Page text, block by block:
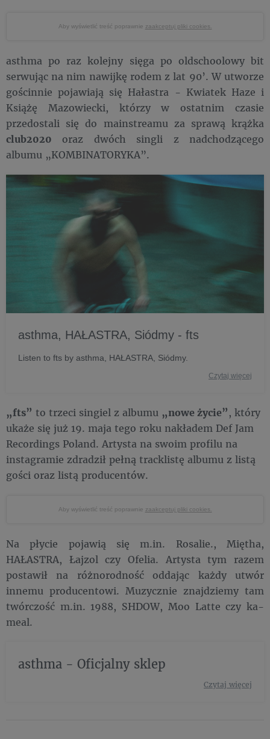
Aby wyświetlić treść poprawnie zaakceptuj pliki cookies.
asthma po raz kolejny sięga po oldschoolowy bit
serwując na nim nawijkę rodem z lat 90’. W utworze
gościnnie pojawiają się Hałastra - Kwiatek Haze i
Książę Mazowiecki, którzy w ostatnim czasie
przedostali się do mainstreamu za sprawą krążka
club2020 oraz dwóch singli z nadchodzącego
albumu „KOMBINATORYKA”.
asthma, HAŁASTRA, Siódmy - fts
Listen to fts by asthma, HAŁASTRA, Siódmy.
Czytaj więcej
„fts” to trzeci singiel z albumu „nowe życie”, który
ukaże się już 19. maja tego roku nakładem Def Jam
Recordings Poland. Artysta na swoim profilu na
instagramie zdradził pełną tracklistę albumu z listą
gości oraz listą producentów.
Aby wyświetlić treść poprawnie zaakceptuj pliki cookies.
Na płycie pojawią się m.in. Rosalie., Miętha,
HAŁASTRA, Łajzol czy Ofelia. Artysta tym razem
postawił na różnorodność oddając każdy utwór
innemu producentowi. Muzycznie znajdziemy tam
twórczość m.in. 1988, SHDOW, Moo Latte czy ka-
meal.
asthma - Oficjalny sklep
Czytaj więcej